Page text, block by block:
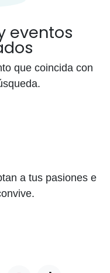
eventos
que coincida con
a tus pasiones e